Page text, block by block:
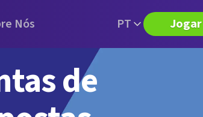
Nós PT Jogar
de